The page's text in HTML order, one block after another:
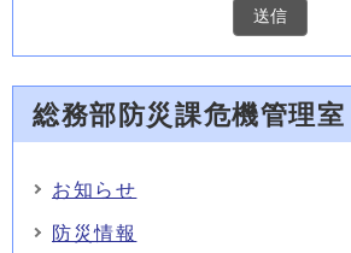
総務部防災課危機管理室
お知らせ
防災情報